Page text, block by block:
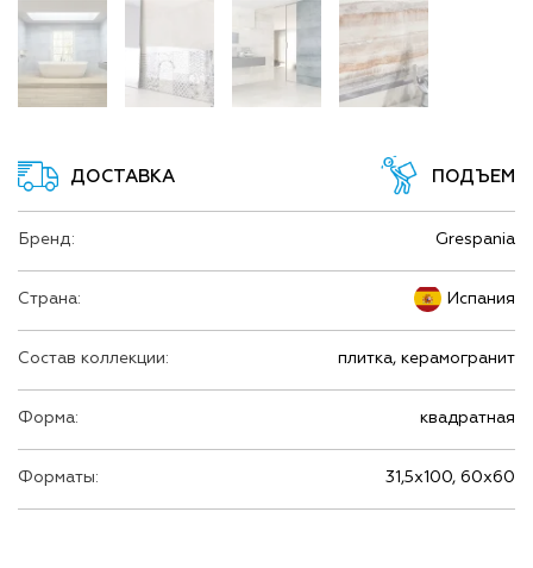
ДОСТАВКА ПОДЪЕМ
Бренд: Grespania
Страна: Испания
Состав коллекции: плитка, керамогранит
Форма: квадратная
Форматы: 31,5х100, 60х60